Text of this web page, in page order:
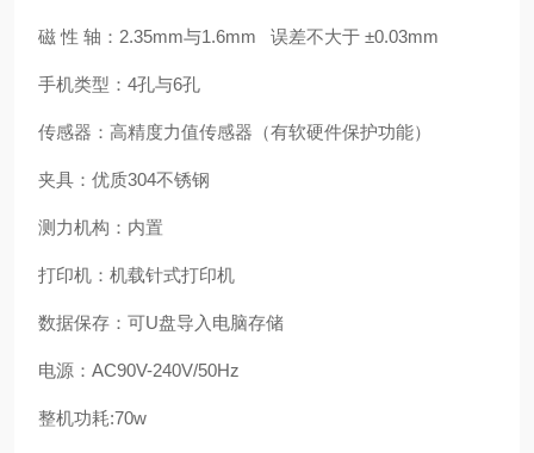
磁 性 轴：2.35mm与1.6mm 误差不大于 ±0.03mm
手机类型：4孔与6孔
传感器：高精度力值传感器（有软硬件保护功能）
夹具：优质304不锈钢
测力机构：内置
打印机：机载针式打印机
数据保存：可U盘导入电脑存储
电源：AC90V-240V/50Hz
整机功耗:70w